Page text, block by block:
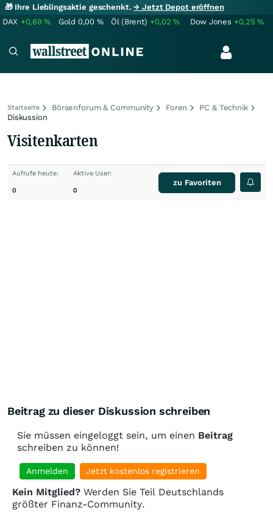
🎁 Ihre Lieblingsaktie geschenkt.→ Jetzt Depot eröffnen
DAX +0,69% Gold 0,00 % Öl (Brent) +0,02% Dow Jones +0,25%
Startseite Börsenforum & Community Foren
PC & Technik
Diskussion
Visitenkarten
Aufrufe heute:
0
Aktive User:
0
zu Favoriten
Beitrag zu dieser Diskussion schreiben
Sie müssen eingeloggt sein, um einen Beitrag
schreiben zu können!
Anmelden Jetzt kostenlos registrieren
Kein Mitglied? Werden Sie Teil Deutschlands
größter Finanz-Community.